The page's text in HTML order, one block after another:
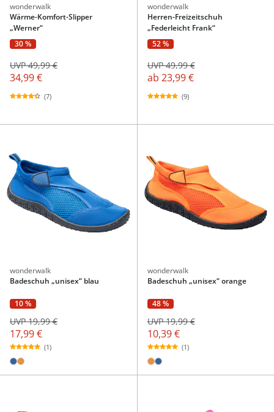
wonderwalk
Wärme-Komfort-Slipper
„Werner“
30 %
34,99 €
UVP 49,99 €
(7)
wonderwalk
Herren-Freizeitschuh
„Federleicht Frank“
52 %
ab 23,99 €
UVP 49,99 €
(9)
wonderwalk
Badeschuh „unisex“ blau
10 %
17,99 €
UVP 19,99 €
(1)
wonderwalk
Badeschuh „unisex“ orange
48 %
10,39 €
UVP 19,99 €
(1)